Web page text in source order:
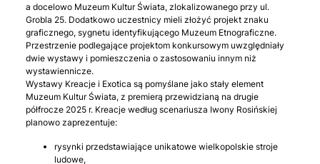
a docelowo Muzeum Kultur Świata, zlokalizowanego przy ul.
Grobla 25. Dodatkowo uczestnicy mieli złożyć projekt znaku
graficznego, sygnetu identyfikującego Muzeum Etnograficzne.
Przestrzenie podlegające projektom konkursowym uwzględniały
dwie wystawy i pomieszczenia o zastosowaniu innym niż
wystawiennicze.
Wystawy Kreacje i Exotica są pomyślane jako stały element
Muzeum Kultur Świata, z premierą przewidzianą na drugie
półfrocze 2025 r. Kreacje według scenariusza Iwony Rosińskiej
planowo zaprezentuje:
rysynki przedstawiające unikatowe wielkopolskie stroje
ludowe,